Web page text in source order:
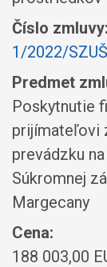
Číslo zmluvy:
1/2022/SZUŠ
Predmet
Poskytnutie
prijímateľovi
prevádzku
Súkromnej
Margecany
Cena:
188 003,00